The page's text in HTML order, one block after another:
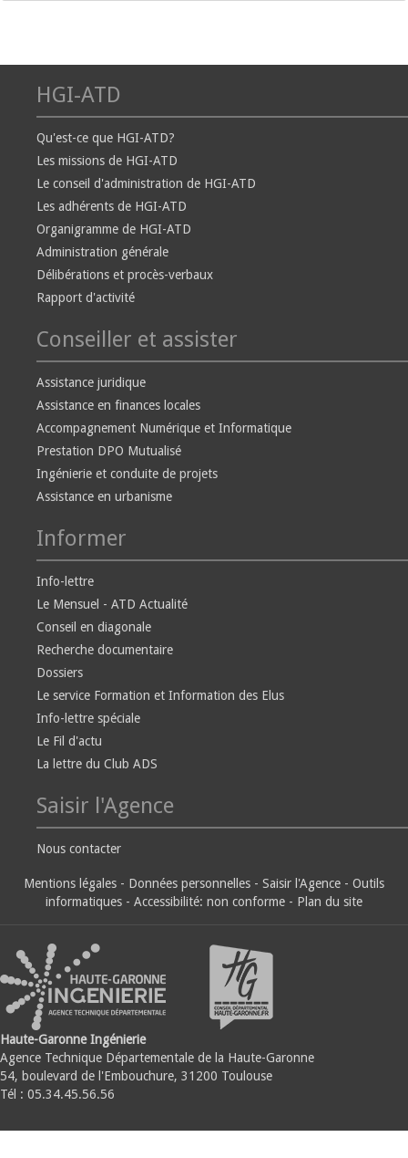
HGI-ATD
Qu'est-ce que HGI-ATD?
Les missions de HGI-ATD
Le conseil d'administration de HGI-ATD
Les adhérents de HGI-ATD
Organigramme de HGI-ATD
Administration générale
Délibérations et procès-verbaux
Rapport d'activité
Conseiller et assister
Assistance juridique
Assistance en finances locales
Accompagnement Numérique et Informatique
Prestation DPO Mutualisé
Ingénierie et conduite de projets
Assistance en urbanisme
Informer
Info-lettre
Le Mensuel - ATD Actualité
Conseil en diagonale
Recherche documentaire
Dossiers
Le service Formation et Information des Elus
Info-lettre spéciale
Le Fil d'actu
La lettre du Club ADS
Saisir l'Agence
Nous contacter
Mentions légales - Données personnelles - Saisir l'Agence - Outils
informatiques - Accessibilité: non conforme - Plan du site
Haute-Garonne Ingénierie
Agence Technique Départementale de la Haute-Garonne
54, boulevard de l'Embouchure, 31200 Toulouse
Tél : 05.34.45.56.56